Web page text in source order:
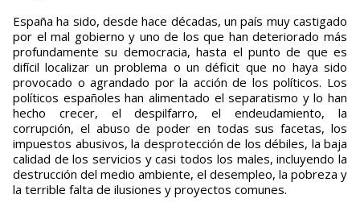
España ha sido, desde hace décadas, un país muy castigado
por el mal gobierno y uno de los que han deteriorado más
profundamente su democracia, hasta el punto de que es
difícil localizar un problema o un déficit que no haya sido
provocado o agrandado por la acción de los políticos. Los
políticos españoles han alimentado el separatismo y lo han
hecho crecer, el despilfarro, el endeudamiento, la
corrupción, el abuso de poder en todas sus facetas, los
impuestos abusivos, la desprotección de los débiles, la baja
calidad de los servicios y casi todos los males, incluyendo la
destrucción del medio ambiente, el desempleo, la pobreza y
la terrible falta de ilusiones y proyectos comunes.